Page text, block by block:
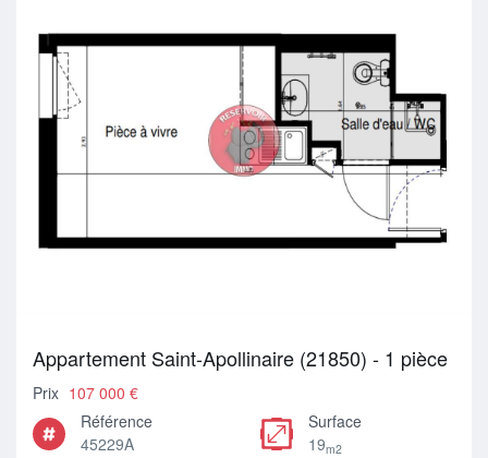
Appartement Saint-Apollinaire (21850) - 1 pièce
Prix 107 000 €
Référence
45229A
Surface
19m2